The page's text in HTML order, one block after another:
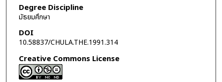
Degree Discipline
มัธยมศึกษา
DOI
10.58837/CHULA.THE.1991.314
Creative Commons License